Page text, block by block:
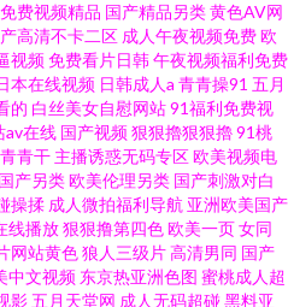
费视频精品 国产精品另类黄色AV网
高清不卡二区 成人午夜视频免费欧
视频免费看片日韩午夜视频福利免费
本在线视频 日韩成人a 青青操91 五月
的 白丝美女自慰网站91福利免费视
av在线 国产视频狠狠擼狠狠擼91桃
青干 主播诱惑无码专区欧美视频电
产另类欧美伦理另类 国产刺激对白
操揉 成人微拍福利导航 亚洲欧美国产
线播放狠狠撸第四色欧美一页女同
网站黄色狼人三级片高清男同 国产
中文视频 东京热亚洲色图 蜜桃成人超
影五月天堂网 成人无码超碰黑料亚